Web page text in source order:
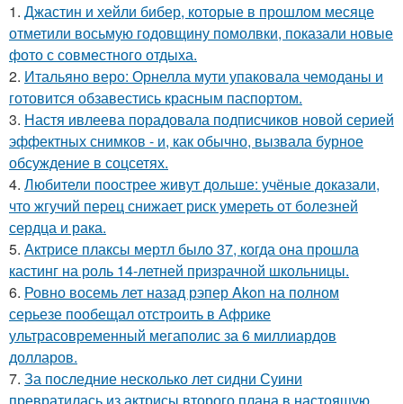
1. Джастин и хейли бибер, которые в прошлом месяце
отметили восьмую годовщину помолвки, показали новые
фото с совместного отдыха.
2. Итальяно веро: Орнелла мути упаковала чемоданы и
готовится обзавестись красным паспортом.
3. Настя ивлеева порадовала подписчиков новой серией
эффектных снимков - и, как обычно, вызвала бурное
обсуждение в соцсетях.
4. Любители поострее живут дольше: учёные доказали,
что жгучий перец снижает риск умереть от болезней
сердца и рака.
5. Актрисе плаксы мертл было 37, когда она прошла
кастинг на роль 14-летней призрачной школьницы.
6. Ровно восемь лет назад рэпер Akon на полном
серьезе пообещал отстроить в Африке
ультрасовременный мегаполис за 6 миллиардов
долларов.
7. За последние несколько лет сидни Суини